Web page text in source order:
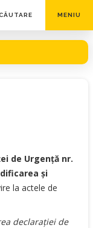
MENIU
de Urgenţă nr.
şi
la actele de
declaraţiei de